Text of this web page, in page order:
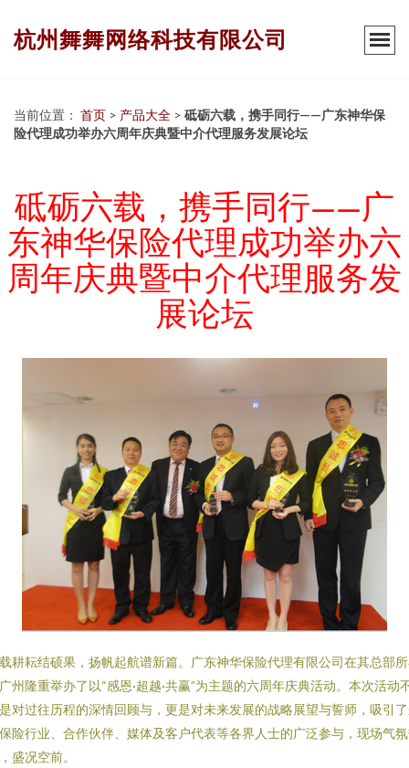
杭州舞舞网络科技有限公司
当前位置： 首页 > 产品大全 > 砥砺六载，携手同行——广东神华保
险代理成功举办六周年庆典暨中介代理服务发展论坛
砥砺六载，携手同行——广
东神华保险代理成功举办六
周年庆典暨中介代理服务发
展论坛
耕耘结硕果，扬帆起航谱新篇。广东神华保险代理有限公司在其总部
州隆重举办了以“感恩·超越·共赢”为主题的六周年庆典活动。本次活动
对过往历程的深情回顾与，更是对未来发展的战略展望与誓师，吸引
险行业、合作伙伴、媒体及客户代表等各界人士的广泛参与，现场气
盛况空前。